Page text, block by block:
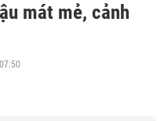
mát mẻ, cảnh